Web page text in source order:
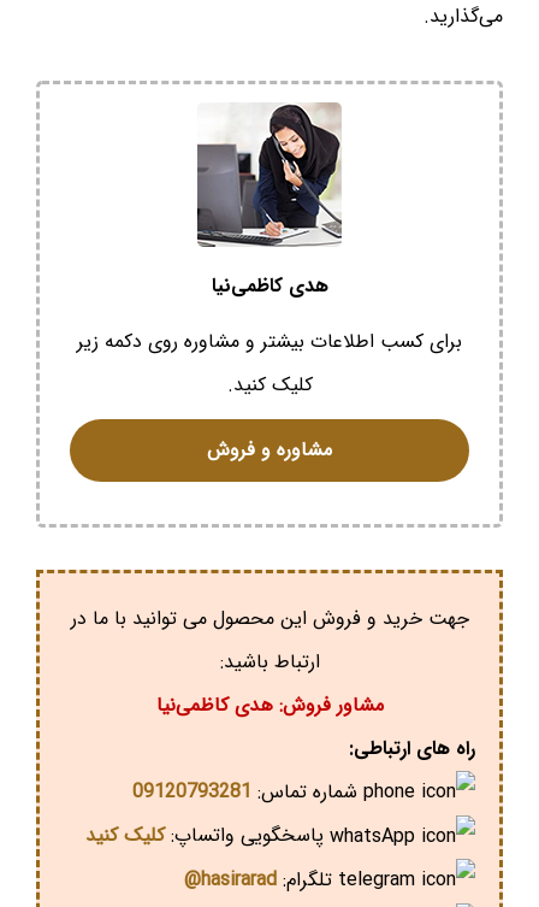
می‌گذارید.
هدی کاظمی‌نیا
برای کسب اطلاعات بیشتر و مشاوره روی دکمه زیر
کلیک کنید.
مشاوره و فروش
جهت خرید و فروش این محصول می توانید با ما در
ارتباط باشید:
مشاور فروش: هدی کاظمی‌نیا
راه های ارتباطی:
شماره تماس: 09120793281
پاسخگویی واتساپ:کلیک کنید
تلگرام: hasirarad@